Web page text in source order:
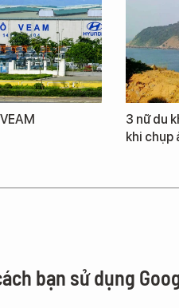
3 nữ du
khi chụp
bạn sử dụng